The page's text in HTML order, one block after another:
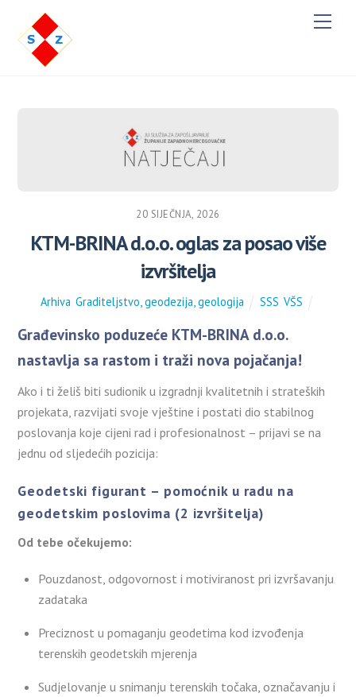
M
e
20 SIJEČNJA, 2026
KTM-BRINA d.o.o. oglas za posao više
izvršitelja
Arhiva Graditeljstvo, geodezija, geologija SSS VŠS
Građevinsko poduzeće KTM-BRINA d.o.o.
nastavlja sa rastom i traži nova pojačanja!
Ako i ti želiš biti sudionik u izgradnji kvalitetnih i strateških
projekata, razvijati svoje vještine i postati dio stabilnog
poslovanja koje cijeni rad i profesionalnost – prijavi se na
jednu od sljedećih pozicija:
Geodetski figurant – pomoćnik u radu na
geodetskim poslovima (2 izvršitelja)
Od tebe očekujemo:
Pouzdanost, odgovornost i motiviranost pri izvršavanju
zadataka
Preciznost u pomaganju geodetima kod izvođenja
terenskih geodetskih mjerenja
Sudjelovanje u snimanju terenskih točaka, označavanju i